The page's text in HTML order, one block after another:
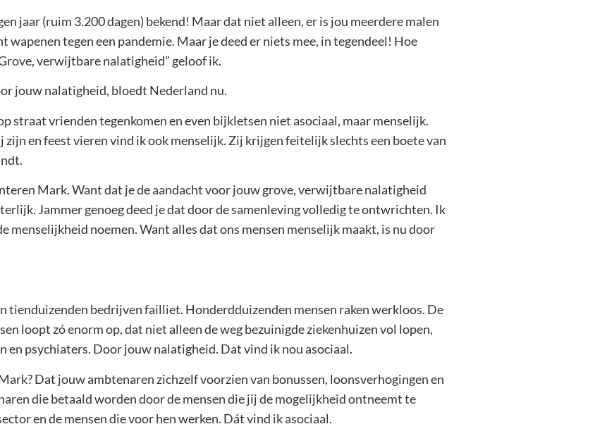
jaar (ruim 3.200 dagen) bekend! Maar dat niet alleen, er is jou meerdere malen
wapenen tegen een pandemie. Maar je deed er niets mee, in tegendeel! Hoe
verwijtbare nalatigheid” geloof ik.
jouw nalatigheid, bloedt Nederland nu.
straat vrienden tegenkomen en even bijkletsen niet asociaal, maar menselijk.
zijn en feest vieren vind ik ook menselijk. Zij krijgen feitelijk slechts een boete van
Mark. Want dat je de aandacht voor jouw grove, verwijtbare nalatigheid
Jammer genoeg deed je dat door de samenleving volledig te ontwrichten. Ik
menselijkheid noemen. Want alles dat ons mensen menselijk maakt, is nu door
tienduizenden bedrijven failliet. Honderdduizenden mensen raken werkloos. De
loopt zó enorm op, dat niet alleen de weg bezuinigde ziekenhuizen vol lopen,
en psychiaters. Door jouw nalatigheid. Dat vind ik nou asociaal.
Dat jouw ambtenaren zichzelf voorzien van bonussen, loonsverhogingen en
die betaald worden door de mensen die jij de mogelijkheid ontneemt te
en de mensen die voor hen werken. Dát vind ik asociaal.